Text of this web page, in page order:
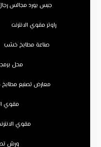
جبس بورد مجالس
راوتر مقوي الانترنت
صناعة مطابخ خشب
محل
معارض تصنيع
مقوي
مقوي
ورش